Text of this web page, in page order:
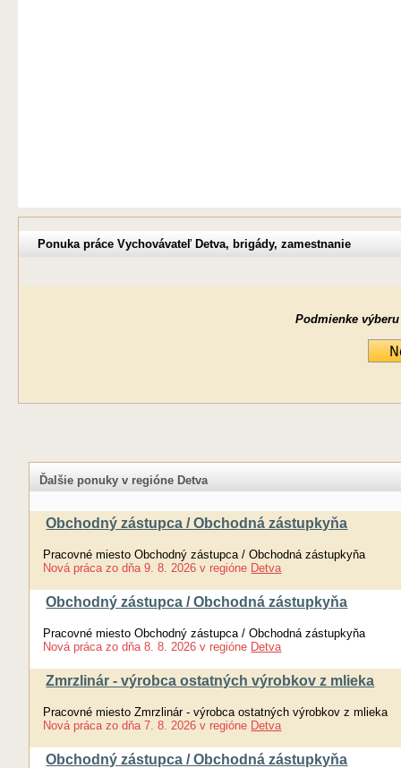
Ponuka práce Vychovávateľ Detva, brigády, zamestnanie
Podmienke výberu
Ďalšie ponuky v regióne Detva
Obchodný zástupca / Obchodná zástupkyňa
Pracovné miesto Obchodný zástupca / Obchodná zástupkyňa
Nová práca zo dňa 9. 8. 2026 v regióne Detva
Obchodný zástupca / Obchodná zástupkyňa
Pracovné miesto Obchodný zástupca / Obchodná zástupkyňa
Nová práca zo dňa 8. 8. 2026 v regióne Detva
Zmrzlinár - výrobca ostatných výrobkov z mlieka
Pracovné miesto Zmrzlinár - výrobca ostatných výrobkov z mlieka
Nová práca zo dňa 7. 8. 2026 v regióne Detva
Obchodný zástupca / Obchodná zástupkyňa